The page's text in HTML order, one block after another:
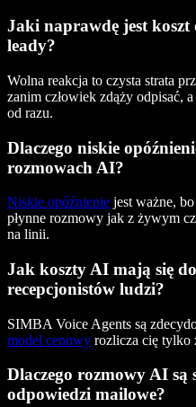
Jaki naprawdę jest
leady?
Wolna reakcja to czysta strata
zanim człowiek zdąży odpisać, a
od razu.
Dlaczego niskie
rozmowach AI?
Niskie opóźnienie jest ważne,
płynne rozmowy jak z żywym
na linii.
Jak koszty AI mają się
recepcjonistów ludzi?
SIMBA Voice Agents są
model cenowy rozlicza cię tylko
Dlaczego rozmowy AI są
odpowiedzi mailowe?